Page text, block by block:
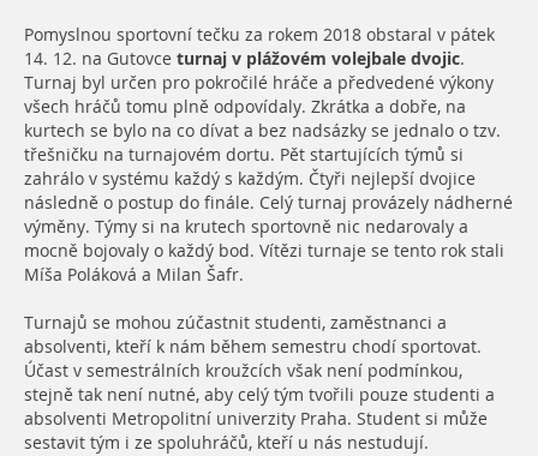
Pomyslnou sportovní tečku za rokem 2018 obstaral v pátek
14. 12. na Gutovce turnaj v plážovém volejbale dvojic.
Turnaj byl určen pro pokročilé hráče a předvedené výkony
všech hráčů tomu plně odpovídaly. Zkrátka a dobře, na
kurtech se bylo na co dívat a bez nadsázky se jednalo o tzv.
třešničku na turnajovém dortu. Pět startujících týmů si
zahrálo v systému každý s každým. Čtyři nejlepší dvojice
následně o postup do finále. Celý turnaj provázely nádherné
výměny. Týmy si na krutech sportovně nic nedarovaly a
mocně bojovaly o každý bod. Vítězi turnaje se tento rok stali
Míša Poláková a Milan Šafr.
Turnajů se mohou zúčastnit studenti, zaměstnanci a
absolventi, kteří k nám během semestru chodí sportovat.
Účast v semestrálních kroužcích však není podmínkou,
stejně tak není nutné, aby celý tým tvořili pouze studenti a
absolventi Metropolitní univerzity Praha. Student si může
sestavit tým i ze spoluhráčů, kteří u nás nestudují.